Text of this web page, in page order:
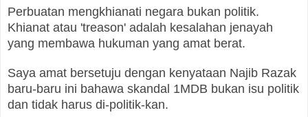
Perbuatan mengkhianati negara bukan politik.
Khianat atau 'treason' adalah kesalahan jenayah
yang membawa hukuman yang amat berat.
Saya amat bersetuju dengan kenyataan Najib Razak
baru-baru ini bahawa skandal 1MDB bukan isu politik
dan tidak harus di-politik-kan.